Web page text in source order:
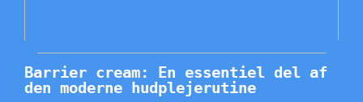
Barrier cream: En essentiel del af
den moderne hudplejerutine